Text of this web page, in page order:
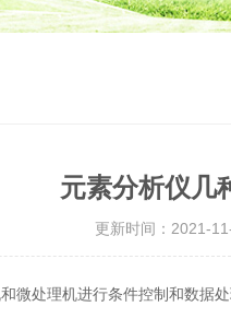
元素分析仪几
更新时间：2021-
微处理机进行条件控制和数据处